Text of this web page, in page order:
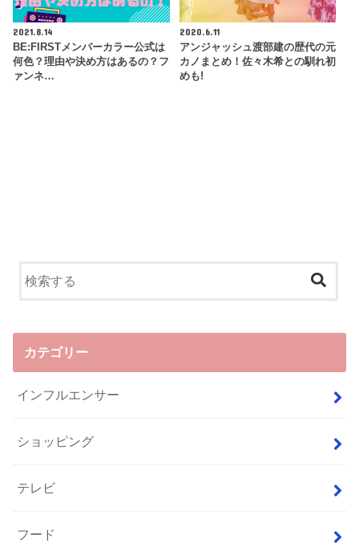
2021.8.14
BE:FIRSTメンバーカラー公式は
何色？理由や決め方はあるの？フ
ァンネ…
2020.6.11
アンジャッシュ渡部建の歴代の元
カノまとめ！佐々木希との馴れ初
めも!
カテゴリー
インフルエンサー
ショッピング
テレビ
フード